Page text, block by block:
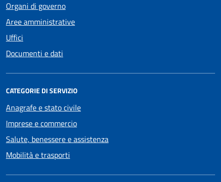
Organi di governo
Aree amministrative
Uffici
Documenti e dati
CATEGORIE DI SERVIZIO
Anagrafe e stato civile
Imprese e commercio
Salute, benessere e assistenza
Mobilità e trasporti